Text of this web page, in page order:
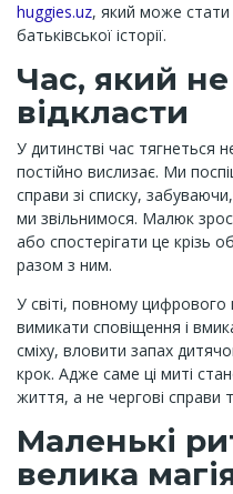
huggies.uz, який може стати
батьківської історії.
Час, який
відкласти
У дитинстві час тягнеться
постійно вислизає. Ми
справи зі списку,
ми звільнимося. Малюк
або спостерігати це крізь
разом з ним.
У світі, повному
вимикати сповіщення і
сміху, вловити запах
крок. Адже саме ці миті
життя, а не чергові справи
Маленькі
велика